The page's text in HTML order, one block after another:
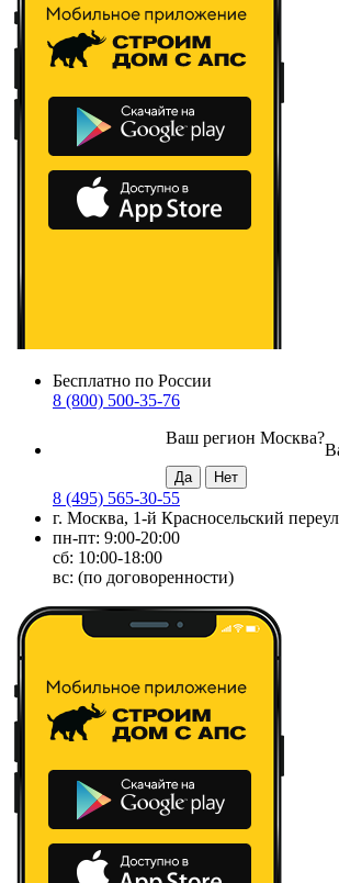
Бесплатно по России
8 (800) 500-35-76
Ваш регион Москва?
8 (495) 565-30-55
г. Москва, 1-й Красносельский
пн-пт: 9:00-20:00
сб: 10:00-18:00
вс: (по договоренности)